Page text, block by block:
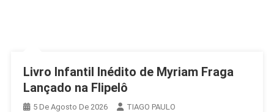
Livro Infantil Inédito de Myriam Fraga
Lançado na Flipelô
5 De Agosto De 2026
TIAGO PAULO